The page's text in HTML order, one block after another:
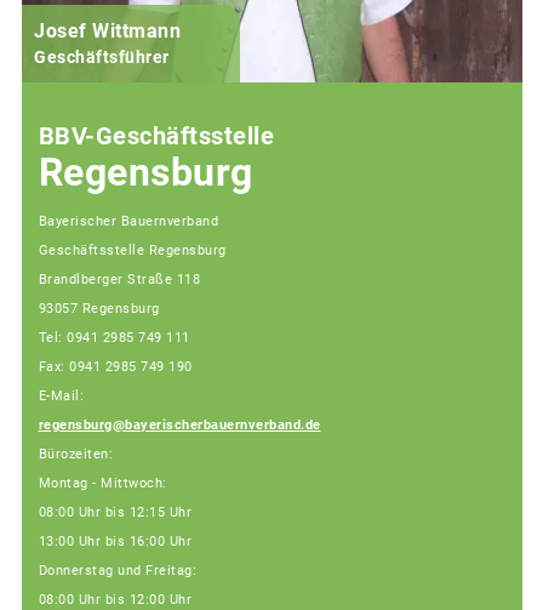
Josef Wittmann
Geschäftsführer
BBV-Geschäftsstelle
Regensburg
Bayerischer Bauernverband
Geschäftsstelle Regensburg
Brandlberger Straße 118
93057 Regensburg
Tel: 0941 2985 749 111
Fax: 0941 2985 749 190
E-Mail:
regensburg@bayerischerbauernverband.de
Bürozeiten:
Montag - Mittwoch:
08:00 Uhr bis 12:15 Uhr
13:00 Uhr bis 16:00 Uhr
Donnerstag und Freitag:
08:00 Uhr bis 12:00 Uhr